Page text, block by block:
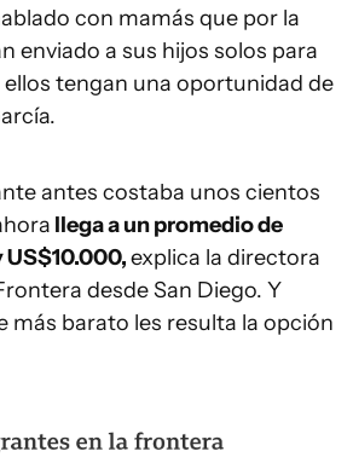
con mamás que por la
enviado a sus hijos solos para
tengan una oportunidad de
antes costaba unos cientos
llega a un promedio de
explica la directora
desde San Diego. Y
más barato les resulta la opción